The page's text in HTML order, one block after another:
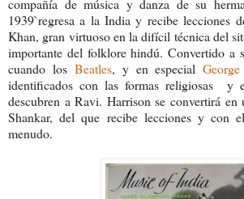
compañía de música y danza de su
1939`regresa a la India y recibe lecciones
Khan, gran virtuoso en la difícil técnica del
importante del folklore hindú. Convertido a
cuando los Beatles, y en especial
identificados con las formas religiosas y
descubren a Ravi. Harrison se convertirá
Shankar, del que recibe lecciones y con
menudo.